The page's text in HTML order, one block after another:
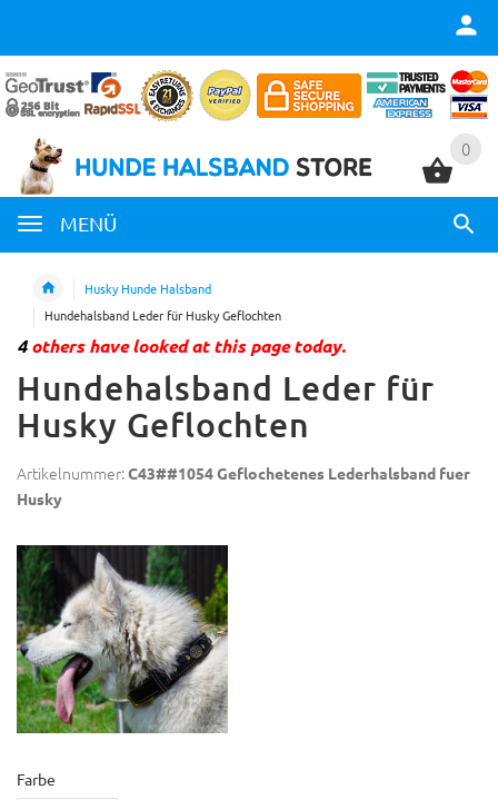
0
MENÜ
0
Husky Hunde Halsband
Hundehalsband Leder für Husky Geflochten
4others have looked at this page today.
Hundehalsband Leder für
Husky Geflochten
Artikelnummer:C43##1054 Geflochetenes Lederhalsband fuer
Husky
Farbe